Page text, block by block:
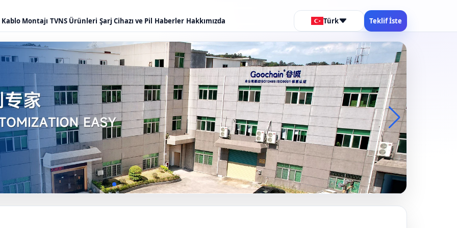
Kablo Montajı TVNS Ürünleri Şarj Cihazı ve Pil Haberler Hakkımızda Türk Teklif İste